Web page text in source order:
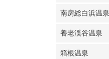
南房総白浜温泉
養老渓谷温泉
箱根温泉